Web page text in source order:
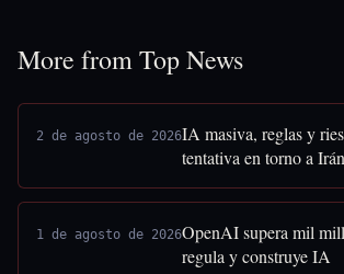
More from Top News
2 de agosto de 2026IA masiva, reglas y
tentativa en torno a Irán
1 de agosto de 2026OpenAI supera mil
regula y construye IA